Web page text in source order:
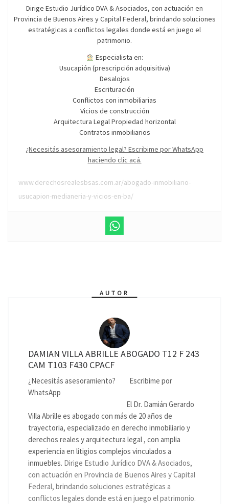
Dirige Estudio Jurídico DVA & Asociados, con actuación en
Provincia de Buenos Aires y Capital Federal, brindando soluciones
estratégicas a conflictos legales donde está en juego el
patrimonio.
Especialista en:
Usucapión (prescripción adquisitiva)
Desalojos
Escrituración
Conflictos con inmobiliarias
Vicios de construcción
Arquitectura Legal Propiedad horizontal
Contratos inmobiliarios
¿Necesitás asesoramiento legal? Escribime por WhatsApp
haciendo clic acá.
www.derechosrealesbsas.com.ar/abogado-inmobiliario-
usucapion-medianeria-y-vicios-en-ba/
AUTOR
DAMIAN VILLA ABRILLE ABOGADO T12 F 243
CAM T103 F430 CPACF
¿Necesitás asesoramiento?
Escribime por
WhatsApp
El Dr. Damián Gerardo
Villa Abrille es abogado con más de 20 años de
trayectoria, especializado en derecho inmobiliario y
derechos reales y arquitectura legal , con amplia
experiencia en litigios complejos vinculados a
inmuebles. Dirige Estudio Jurídico DVA & Asociados,
con actuación en Provincia de Buenos Aires y Capital
Federal, brindando soluciones estratégicas a
conflictos legales donde está en juego el patrimonio.